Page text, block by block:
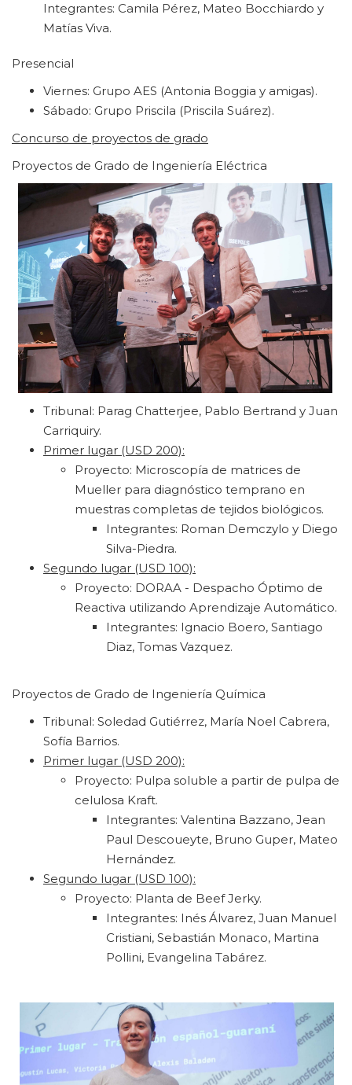
Integrantes: Camila Pérez, Mateo Bocchiardo y
Matías Viva.
Presencial
Viernes: Grupo AES (Antonia Boggia y amigas).
Sábado: Grupo Priscila (Priscila Suárez).
Concurso de proyectos de grado
Proyectos de Grado de Ingeniería Eléctrica
Tribunal: Parag Chatterjee, Pablo Bertrand y Juan
Carriquiry.
Primer lugar (USD 200):
Proyecto: Microscopía de matrices de
Mueller para diagnóstico temprano en
muestras completas de tejidos biológicos.
Integrantes: Roman Demczylo y Diego
Silva-Piedra.
Segundo lugar (USD 100):
Proyecto: DORAA - Despacho Óptimo de
Reactiva utilizando Aprendizaje Automático.
Integrantes: Ignacio Boero, Santiago
Diaz, Tomas Vazquez.
Proyectos de Grado de Ingeniería Química
Tribunal: Soledad Gutiérrez, María Noel Cabrera,
Sofía Barrios.
Primer lugar (USD 200):
Proyecto: Pulpa soluble a partir de pulpa de
celulosa Kraft.
Integrantes: Valentina Bazzano, Jean
Paul Descoueyte, Bruno Guper, Mateo
Hernández.
Segundo lugar (USD 100):
Proyecto: Planta de Beef Jerky.
Integrantes: Inés Álvarez, Juan Manuel
Cristiani, Sebastián Monaco, Martina
Pollini, Evangelina Tabárez.